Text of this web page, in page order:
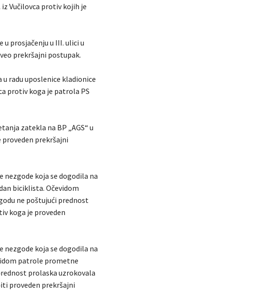
iz Vučilovca protiv kojih je
u prosjačenju u III. ulici u
prekršajni postupak.
radu uposlenice kladionice
protiv koga je patrola PS
zatekla na BP „AGS“ u
proveden prekršajni
nezgode koja se dogodila na
biciklista. Očevidom
ne poštujući prednost
koga je proveden
nezgode koja se dogodila na
patrole prometne
prolaska uzrokovala
proveden prekršajni